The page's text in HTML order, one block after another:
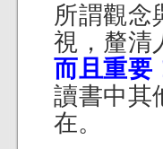
所謂觀念
視，釐清
而且重要
讀書中其
在。